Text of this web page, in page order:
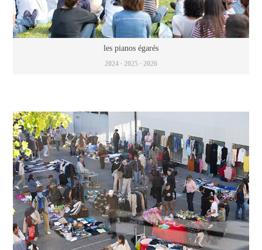
les pianos égarés
2024 ∙ 2025 ∙ 2026